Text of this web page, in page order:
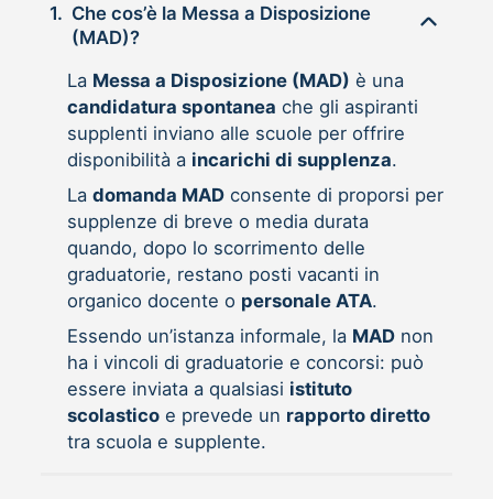
1. Che cos’è la Messa a Disposizione
(MAD)?
La Messa a Disposizione (MAD) è una
candidatura spontanea che gli aspiranti
supplenti inviano alle scuole per offrire
disponibilità a incarichi di supplenza.
La domanda MADconsente di proporsi per
supplenze di breve o media durata
quando, dopo lo scorrimento delle
graduatorie, restano posti vacanti in
organico docente o personale ATA.
Essendo un’istanza informale, la MADnon
ha i vincoli di graduatorie e concorsi: può
essere inviata a qualsiasi istituto
scolasticoe prevede un rapporto diretto
tra scuola e supplente.